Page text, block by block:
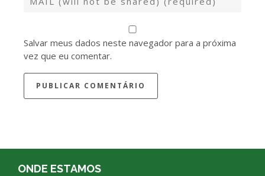
Salvar meus dados neste navegador para a próxima
vez que eu comentar.
ONDE ESTAMOS